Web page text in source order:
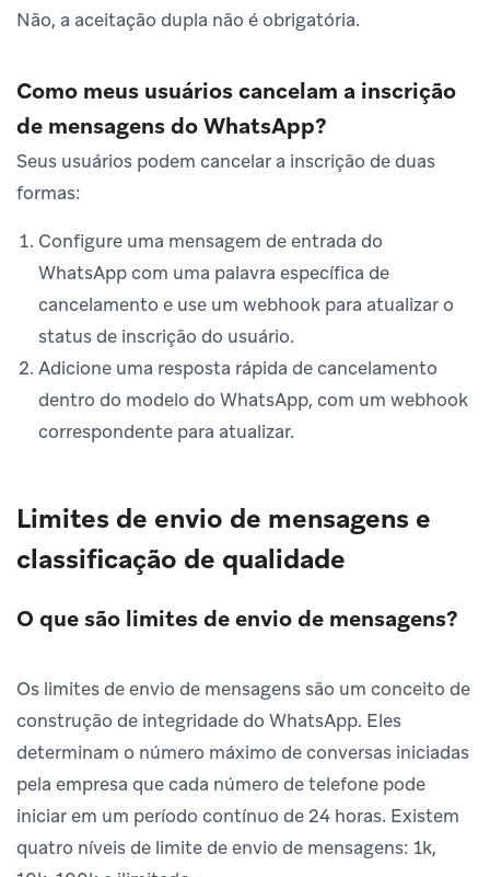
Não, a aceitação dupla não é obrigatória.
Como meus usuários cancelam a inscrição
de mensagens do WhatsApp?
Seus usuários podem cancelar a inscrição de duas
formas:
Configure uma mensagem de entrada do
WhatsApp com uma palavra específica de
cancelamento e use um webhook para atualizar o
status de inscrição do usuário.
Adicione uma resposta rápida de cancelamento
dentro do modelo do WhatsApp, com um webhook
correspondente para atualizar.
Limites de envio de mensagens e
classificação de qualidade
O que são limites de envio de mensagens?
Os limites de envio de mensagens são um conceito de
construção de integridade do WhatsApp. Eles
determinam o número máximo de conversas iniciadas
pela empresa que cada número de telefone pode
iniciar em um período contínuo de 24 horas. Existem
quatro níveis de limite de envio de mensagens: 1k,